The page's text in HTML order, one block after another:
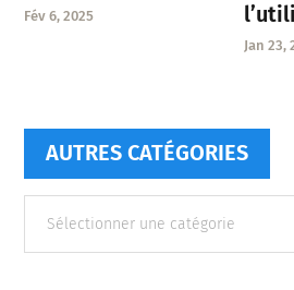
Fév 6, 2025
Jan 23,
AUTRES CATÉGORIES
catégories